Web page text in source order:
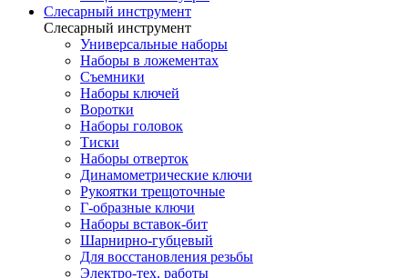
Слесарный инструмент
Слесарный инструмент
Универсальные наборы
Наборы в ложементах
Съемники
Наборы ключей
Воротки
Наборы головок
Тиски
Наборы отверток
Динамометрические ключи
Рукоятки трещоточные
Г-образные ключи
Наборы вставок-бит
Шарнирно-губцевый
Для восстановления резьбы
Электро-тех. работы